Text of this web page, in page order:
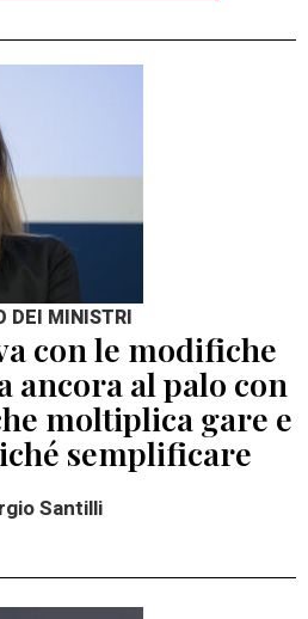
DEI MINISTRI
con le modifiche
ancora al palo con
moltiplica gare e
semplificare
Santilli